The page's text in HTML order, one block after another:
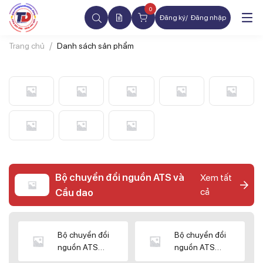
0
Đăng ký Đăng nhập
Trang chủ Danh sách sản phẩm
Bộ chuyển đổi nguồn ATS và
Cầu dao
Xem tất
cả
Bộ chuyển đổi
nguồn ATS
Bộ chuyển đổi
nguồn ATS